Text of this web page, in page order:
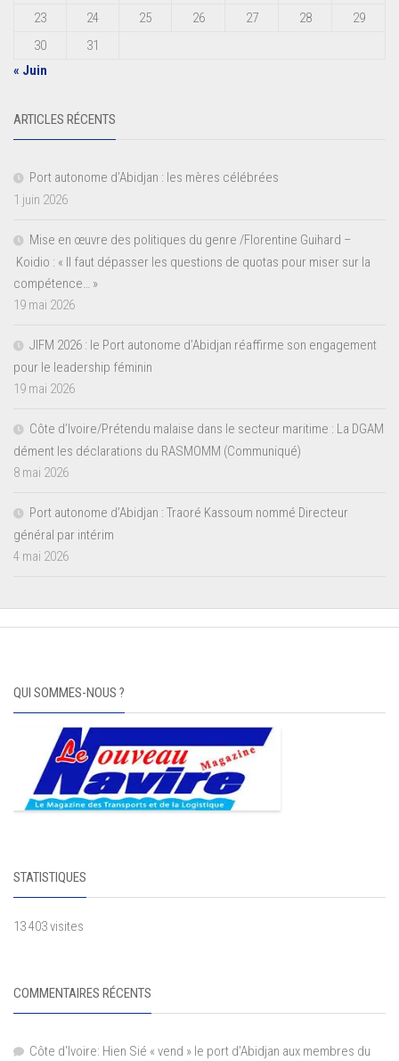
23
24 25 26 27 28
29
30
31
« Juin
ARTICLES RÉCENTS
Port autonome d’Abidjan : les mères célébrées
1 juin 2026
Mise en œuvre des politiques du genre /Florentine Guihard –
Koidio : « Il faut dépasser les questions de quotas pour miser sur la
compétence… »
19 mai 2026
JIFM 2026 : le Port autonome d’Abidjan réaffirme son engagement
pour le leadership féminin
19 mai 2026
Côte d’Ivoire/Prétendu malaise dans le secteur maritime : La DGAM
dément les déclarations du RASMOMM (Communiqué)
8 mai 2026
Port autonome d’Abidjan : Traoré Kassoum nommé Directeur
général par intérim
4 mai 2026
QUI SOMMES-NOUS ?
STATISTIQUES
13 403 visites
COMMENTAIRES RÉCENTS
Côte d'Ivoire: Hien Sié « vend » le port d'Abidjan aux membres du